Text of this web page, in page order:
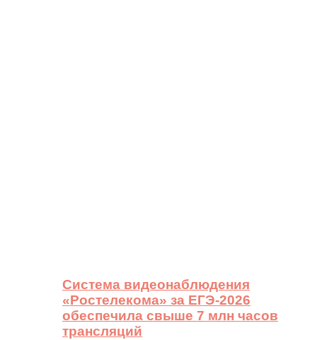
Система видеонаблюдения
«Ростелекома» за ЕГЭ-2026
обеспечила свыше 7 млн часов
трансляций